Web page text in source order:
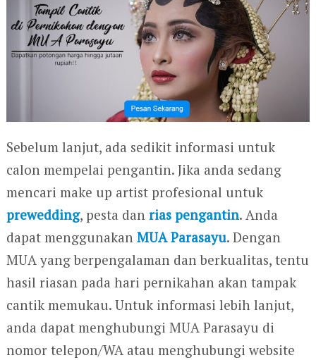
Sebelum lanjut, ada sedikit informasi untuk
calon mempelai pengantin. Jika anda sedang
mencari make up artist profesional untuk
prewedding, pesta dan rias pengantin. Anda
dapat menggunakan MUA Parasayu. Dengan
MUA yang berpengalaman dan berkualitas, tentu
hasil riasan pada hari pernikahan akan tampak
cantik memukau. Untuk informasi lebih lanjut,
anda dapat menghubungi MUA Parasayu di
nomor telepon/WA atau menghubungi website